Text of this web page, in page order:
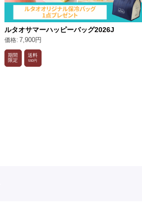
ルタオサマーハッピーバッグ2026J
7,900円
期間
限定
送料
550円